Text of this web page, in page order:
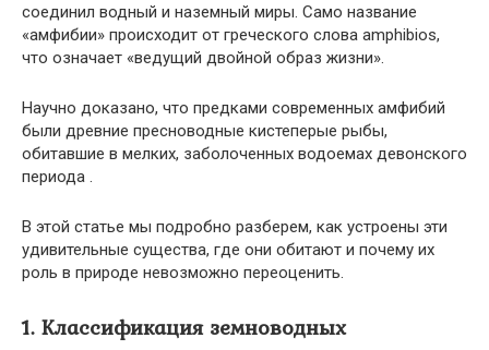
соединил водный и наземный миры. Само название
«амфибии» происходит от греческого слова amphibios,
что означает «ведущий двойной образ жизни».
Научно доказано, что предками современных амфибий
были древние пресноводные кистеперые рыбы,
обитавшие в мелких, заболоченных водоемах девонского
периода .
В этой статье мы подробно разберем, как устроены эти
удивительные существа, где они обитают и почему их
роль в природе невозможно переоценить.
1. Классификация земноводных